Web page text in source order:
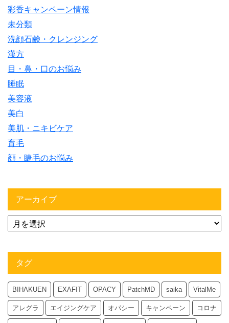
彩香キャンペーン情報
未分類
洗顔石鹸・クレンジング
漢方
目・鼻・口のお悩み
睡眠
美容液
美白
美肌・ニキビケア
育毛
顔・睫毛のお悩み
アーカイブ
タグ
BIHAKUEN EXAFIT OPACY PatchMD saika VitalMe
アレグラ エイジングケア オパシー キャンペーン コロナ